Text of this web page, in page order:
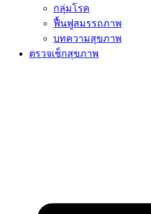
กลุ่มโรค
ฟื้นฟูสมรรถภาพ
บทความสุขภาพ
ตรวจเช็กสุขภาพ